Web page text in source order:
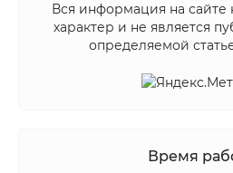
Вся информация на сайте
характер и не является
определяемой
Время